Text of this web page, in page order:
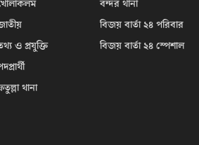
ও প্রযুক্তি
থানা
বন্দর থানা
বিজয় বার্তা ২৪ পরিবার
বিজয় বার্তা ২৪ স্পেশাল